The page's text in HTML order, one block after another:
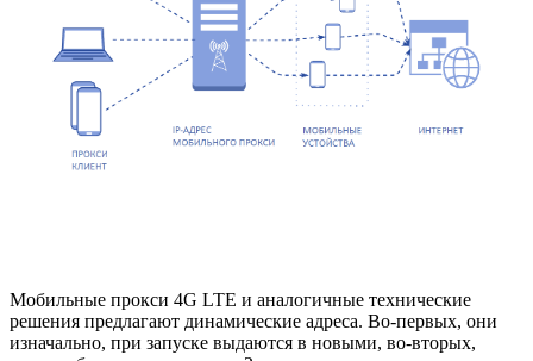
Мобильные прокси 4G LTE и аналогичные технические
решения предлагают динамические адреса. Во-первых, они
изначально, при запуске выдаются в новыми, во-вторых,